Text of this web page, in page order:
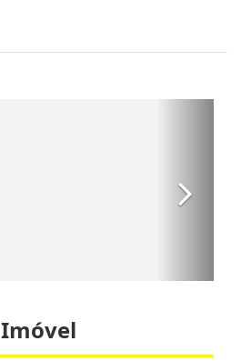
Imóvel